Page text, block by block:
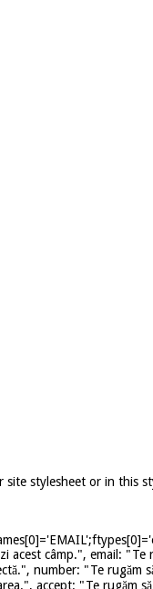
stylesheet or in this
câmp.", email: "Te
number: "Te
accept: "Te rugăm